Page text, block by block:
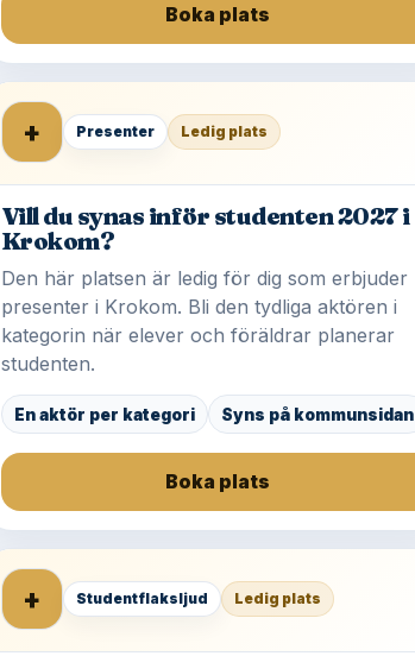
Boka plats
+ Presenter Ledig plats
Vill du synas inför studenten 2027 i
Krokom?
Den här platsen är ledig för dig som erbjuder
presenter i Krokom. Bli den tydliga aktören i
kategorin när elever och föräldrar planerar
studenten.
En aktör per kategori Syns på kommunsidan
Boka plats
+ Studentflaksljud Ledig plats